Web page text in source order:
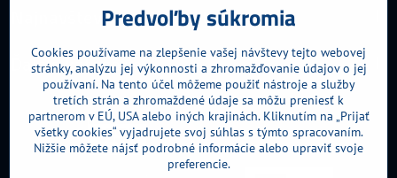
Najnavštevovanejšie kategórie
Ďalšie kategórie
Predvoľby súkromia
Cookies používame na zlepšenie vašej návštevy tejto webovej
stránky, analýzu jej výkonnosti a zhromažďovanie údajov o jej
používaní. Na tento účel môžeme použiť nástroje a služby
tretích strán a zhromaždené údaje sa môžu preniesť k
partnerom v EÚ, USA alebo iných krajinách. Kliknutím na „Prijať
všetky cookies“ vyjadrujete svoj súhlas s týmto spracovaním.
Nižšie môžete nájsť podrobné informácie alebo upraviť svoje
preferencie.